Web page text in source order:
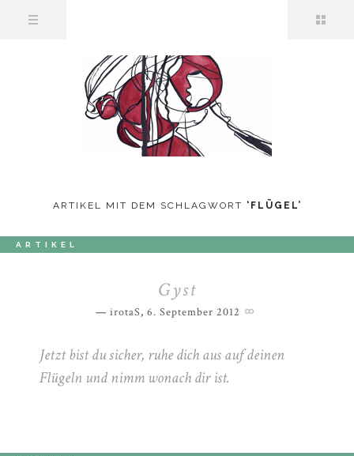
ARTIKEL MIT DEM SCHLAGWORT ‘ FLÜGEL’
ARTIKEL
Gyst
irotaS, 6. September 2012
Jetzt bist du sicher, ruhe dich aus auf deinen
Flügeln und nimm wonach dir ist.